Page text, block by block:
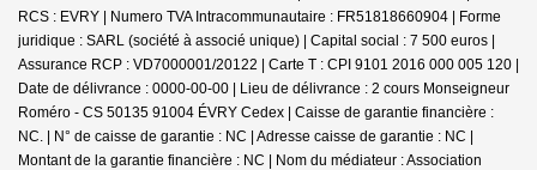
RCS : EVRY | Numero TVA Intracommunautaire : FR51818660904 | Forme
juridique : SARL (société à associé unique) | Capital social : 7 500 euros |
Assurance RCP : VD7000001/20122 | Carte T : CPI 9101 2016 000 005 120 |
Date de délivrance : 0000-00-00 | Lieu de délivrance : 2 cours Monseigneur
Roméro - CS 50135 91004 ÉVRY Cedex | Caisse de garantie financière :
NC. | N° de caisse de garantie : NC | Adresse caisse de garantie : NC |
Montant de la garantie financière : NC | Nom du médiateur : Association